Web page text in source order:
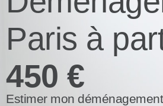
Paris à
450 €
Estimer mon déménagement